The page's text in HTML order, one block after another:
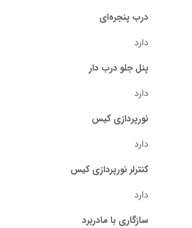
درب پنجره‌ای
دارد
پنل جلو درب دار
دارد
نورپردازی کیس
دارد
کنترلر نورپردازی کیس
دارد
سازگاری با مادربرد